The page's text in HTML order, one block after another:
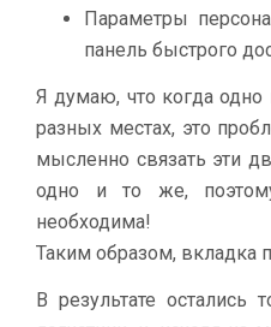
Параметры
панель быстрого
Я думаю, что когда одно
разных местах, это
мысленно связать эти
одно и то же,
необходима!
Таким образом, вкладка
В результате остались